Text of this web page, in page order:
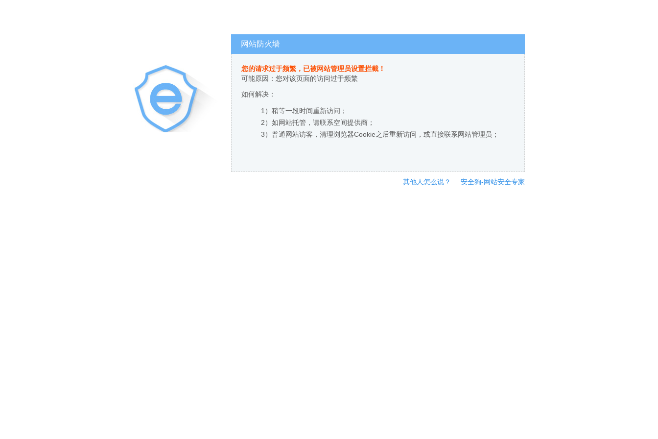
网站防火墙
您的请求过于频繁，已被网站管理员设置拦截！
可能原因：您对该页面的访问过于频繁
如何解决：
1）稍等一段时间重新访问；
2）如网站托管，请联系空间提供商；
3）普通网站访客，清理浏览器Cookie之后重新访问，或直接联系网站管理员；
其他人怎么说？ 安全狗-网站安全专家